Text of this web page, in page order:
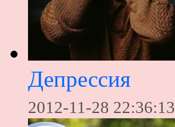
Депрессия
2012-11-28 22:36:13